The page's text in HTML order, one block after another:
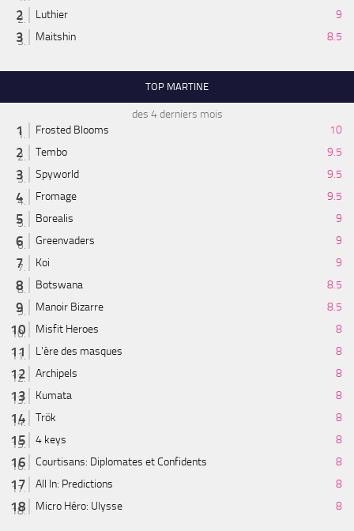
Luthier
9
Maitshin
8.5
TOP MARTINE
des 4 derniers mois
Frosted Blooms
10
Tembo
9.5
Spyworld
9.5
Fromage
9.5
Borealis
9
Greenvaders
9
Koi
9
Botswana
8.5
Manoir Bizarre
8.5
Misfit Heroes
8
L'ère des masques
8
Archipels
8
Kumata
8
Trök
8
4 keys
8
Courtisans: Diplomates et Confidents
8
All In: Predictions
8
Micro Héro: Ulysse
8